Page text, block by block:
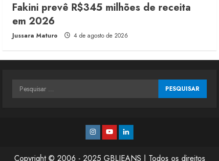
Fakini prevê R$345 milhões de receita
em 2026
Jussara Maturo 4 de agosto de 2026
Pesquisar
Instagram
YoutubeLinkedin
Copyright © 2006 - 2025 GBLJEANS | Todos os direitos